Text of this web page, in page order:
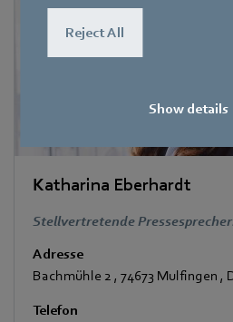
Reject All
Show details
Katharina Eberhardt
Stellvertretende
Adresse
Bachmühle 2 , 74673 Mulfingen ,
Telefon